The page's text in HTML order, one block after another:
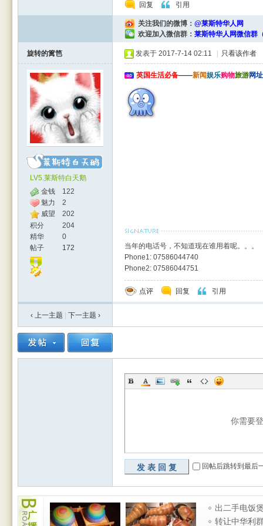
rBB
回复 引用
关注我们的微博：@莱斯特华人网
欢迎加入微信群：莱斯特华人网微信群
旋转的篱笆
LV5.莱斯特白天鹅
金钱
122
魅力
2
威望
202
积分
204
精华
0
帖子
172
发表于 2017-7-14 02:11 只看该作者
英国生活必备——新闻娱乐购物旅游网
当年的电话号，不知道现在谁用着呢。。。
Phone1: 07586044740
Phone2: 07586044751
点评 回复 引用
‹ 上一主题 下一主题 ›
你需要
发表回复 回帖后跳转到最后
出二手电饭
烧水壶 厨房
转让中华利